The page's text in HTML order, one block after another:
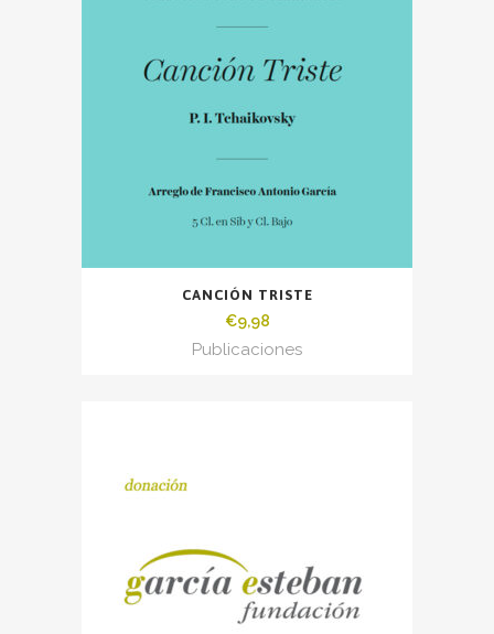
CANCIÓN TRISTE
€9,98
Publicaciones